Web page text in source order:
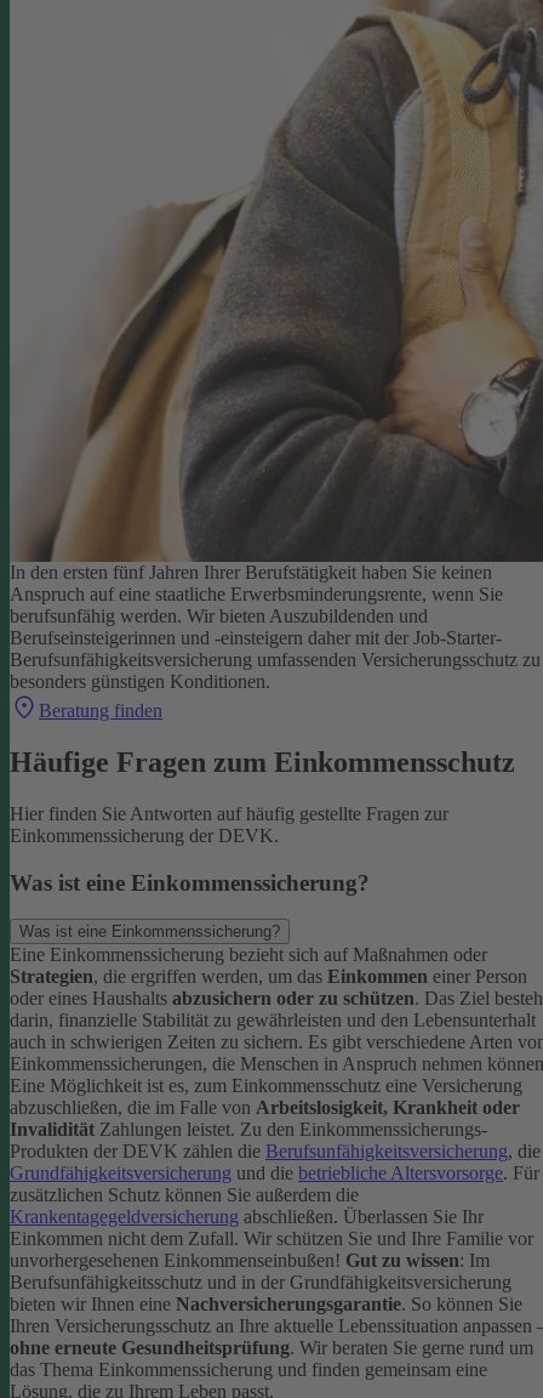
In den ersten fünf Jahren Ihrer Berufstätigkeit haben Sie keinen
Anspruch auf eine staatliche Erwerbsminderungsrente, wenn Sie
berufsunfähig werden. Wir bieten Auszubildenden und
Berufseinsteigerinnen und -einsteigern daher mit der Job-Starter-
Berufsunfähigkeitsversicherung umfassenden Versicherungsschutz zu
besonders günstigen Konditionen.
Beratung finden
Häufige Fragen zum Einkommensschutz
Hier finden Sie Antworten auf häufig gestellte Fragen zur
Einkommenssicherung der DEVK.
Was ist eine Einkommenssicherung?
Was ist eine Einkommenssicherung?
Eine Einkommenssicherung bezieht sich auf Maßnahmen oder
Strategien, die ergriffen werden, um das Einkommen einer Person
oder eines Haushalts abzusichern oder zu schützen. Das Ziel
darin, finanzielle Stabilität zu gewährleisten und den Lebensunterhalt
auch in schwierigen Zeiten zu sichern. Es gibt verschiedene Arten
Einkommenssicherungen, die Menschen in Anspruch nehmen
Eine Möglichkeit ist es, zum Einkommensschutz eine Versicherung
abzuschließen, die im Falle von Arbeitslosigkeit, Krankheit oder
Invalidität Zahlungen leistet. Zu den Einkommenssicherungs-
Produkten der DEVK zählen die Berufsunfähigkeitsversicherung, die
Grundfähigkeitsversicherung und die betriebliche Altersvorsorge. Für
zusätzlichen Schutz können Sie außerdem die
Krankentagegeldversicherung abschließen. Überlassen Sie Ihr
Einkommen nicht dem Zufall. Wir schützen Sie und Ihre Familie vor
unvorhergesehenen Einkommenseinbußen! Gut zu wissen: Im
Berufsunfähigkeitsschutz und in der Grundfähigkeitsversicherung
bieten wir Ihnen eine Nachversicherungsgarantie. So können Sie
Ihren Versicherungsschutz an Ihre aktuelle Lebenssituation anpassen
ohne erneute Gesundheitsprüfung. Wir beraten Sie gerne rund um
das Thema Einkommenssicherung und finden gemeinsam eine
Lösung, die zu Ihrem Leben passt.